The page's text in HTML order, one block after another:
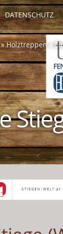
Holztreppen»
DATENSCHUTZ